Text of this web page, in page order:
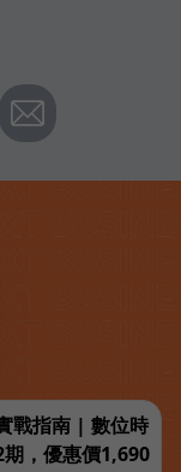
戰指南 | 數位時
，優惠價1,690